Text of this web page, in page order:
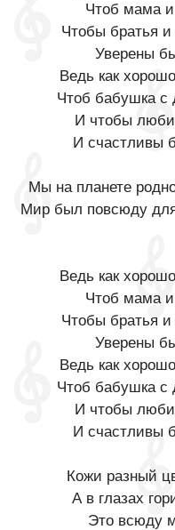
Чтоб мама
Чтобы братья
Уверены
Ведь как
Чтоб бабушка с
И чтобы
И счастливы
Мы на планете
Мир был повсюду
Ведь как
Чтоб мама
Чтобы братья
Уверены
Ведь как
Чтоб бабушка с
И чтобы
И счастливы
Кожи разный
А в глазах
Это всюду